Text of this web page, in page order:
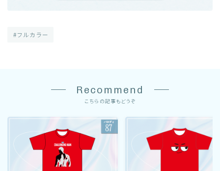
#フルカラー
Recommend
こちらの記事もどうぞ